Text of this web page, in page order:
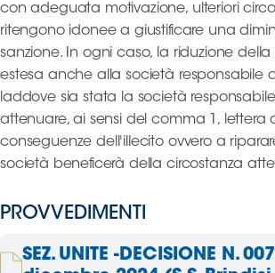
con adeguata motivazione, ulteriori
ritengono idonee a giustificare una
sanzione. In ogni caso, la riduzione della
estesa anche alla società responsabile
laddove sia stata la società
attenuare, ai sensi del comma 1, lettera
conseguenze dell'illecito ovvero a
società beneficerà della circostanza
PROVVEDIMENTI
SEZ. UNITE -DECISIONE N.